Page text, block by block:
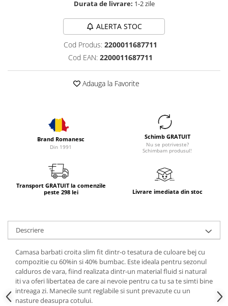
Durata de livrare: 1-2 zile
ALERTA STOC
Cod Produs: 2200011687711
Cod EAN: 2200011687711
Adauga la Favorite
Brand Romanesc
Din 1991
Schimb GRATUIT
Nu se potriveste?
Schimbam produsul!
Transport GRATUIT la comenzile
peste 298 lei
Livrare imediata din stoc
Descriere
Camasa barbati croita slim fit dintr-o tesatura de culoare bej cu
compozitie cu 60%in si 40% bumbac. Este ideala pentru sezonul
calduros de vara, fiind realizata dintr-un material fluid si natural
iti va oferi libertatea de care ai nevoie pentru ca tu sa te simti bine
intreaga zi. Manecile sunt reglabile si sunt prevazute cu un
nasture deasupra cotului.